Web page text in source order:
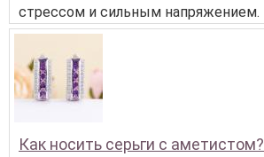
стрессом и сильным напряжением.
Как носить серьги с аметистом?